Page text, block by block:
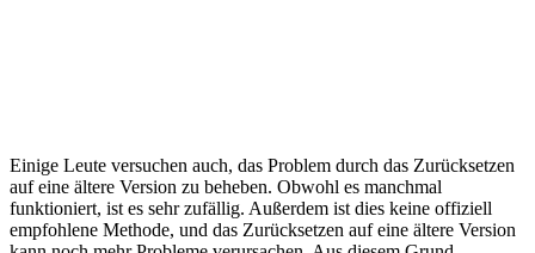
Einige Leute versuchen auch, das Problem durch das Zurücksetzen
auf eine ältere Version zu beheben. Obwohl es manchmal
funktioniert, ist es sehr zufällig. Außerdem ist dies keine offiziell
empfohlene Methode, und das Zurücksetzen auf eine ältere Version